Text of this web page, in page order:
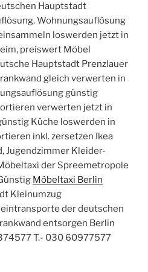
Hauptstadt
Wohnungsauflösung
loswerden jetzt in
preiswert Möbel
Hauptstadt Prenzlauer
gleich verwerten in
günstig
verwerten jetzt in
Küche loswerden in
inkl. zersetzen Ikea
Jugendzimmer Kleider-
der Spreemetropole
Möbeltaxi Berlin
Kleinumzug
der deutschen
entsorgen Berlin
T.- 030 60977577